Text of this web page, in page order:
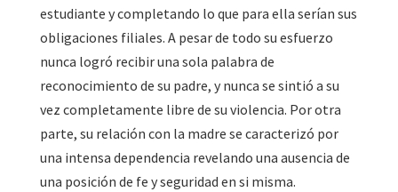
estudiante y completando lo que para ella serían sus
obligaciones filiales. A pesar de todo su esfuerzo
nunca logró recibir una sola palabra de
reconocimiento de su padre, y nunca se sintió a su
vez completamente libre de su violencia. Por otra
parte, su relación con la madre se caracterizó por
una intensa dependencia revelando una ausencia de
una posición de fe y seguridad en si misma.